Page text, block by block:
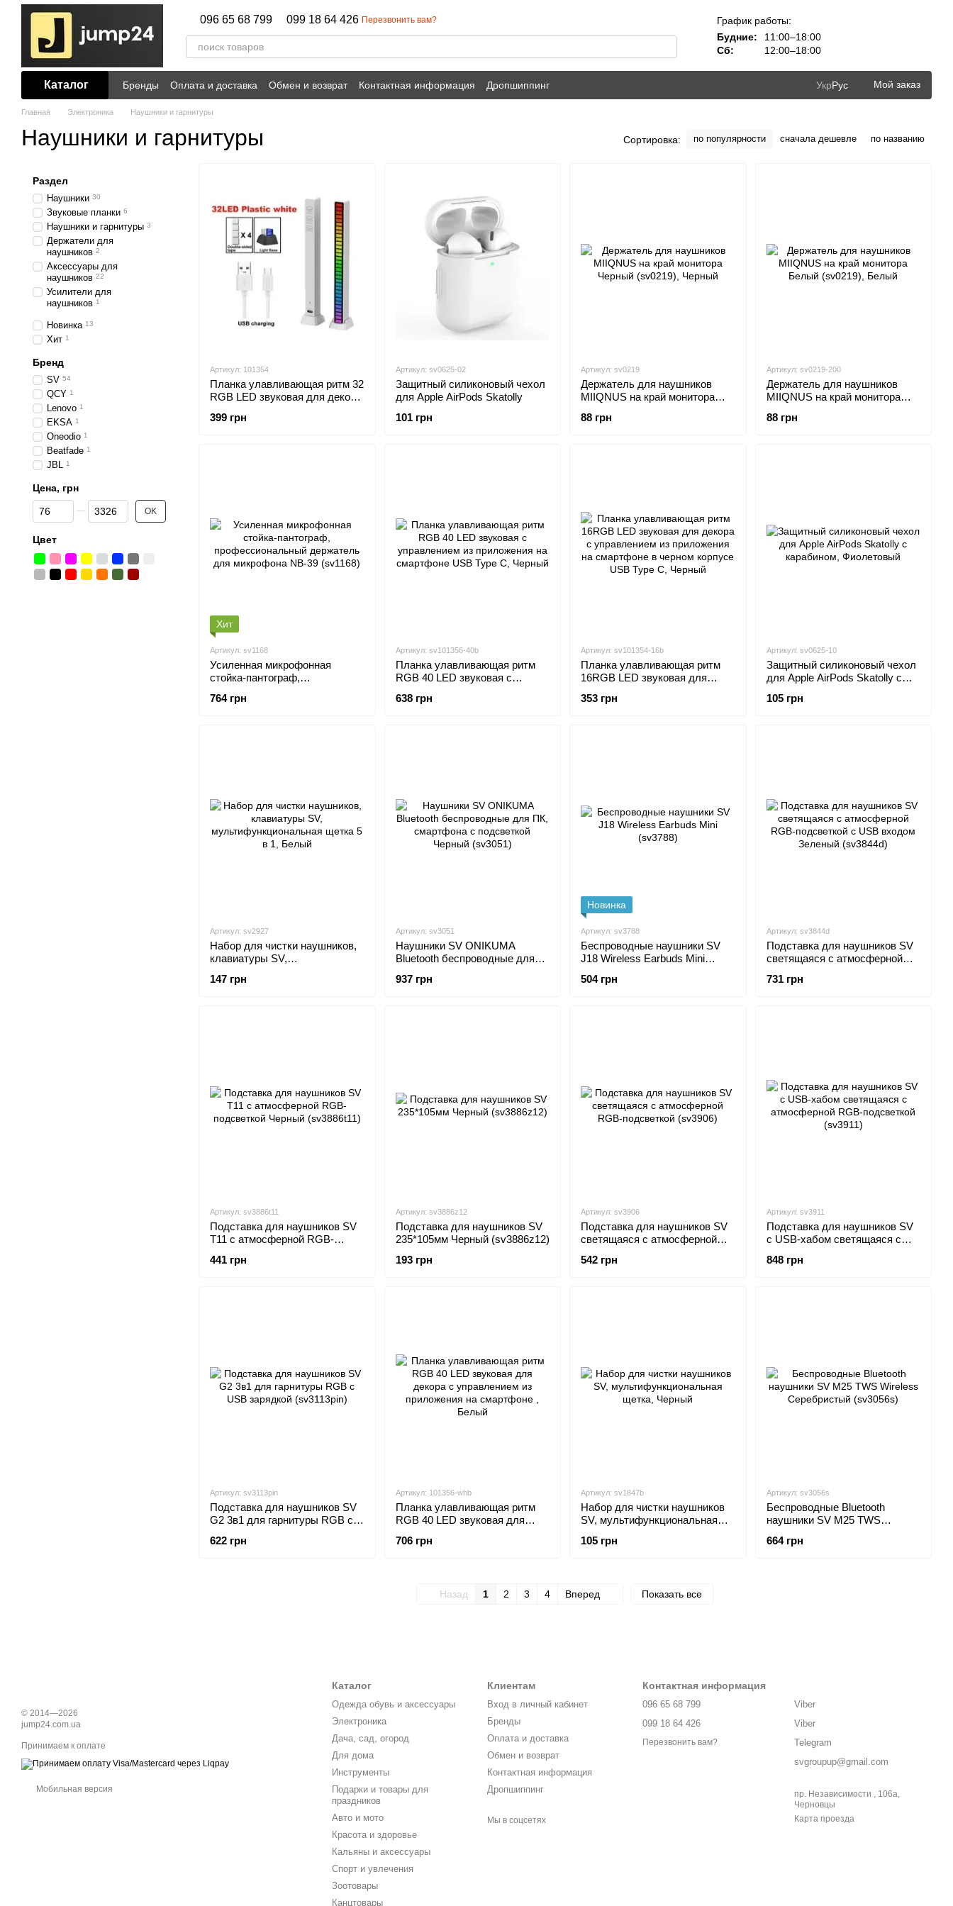
Перейти к основному контенту
096 65 68 799 099 18 64 426 Перезвонить вам?
График работы:
Будние:
11:00–18:00
Сб:
12:00–18:00
Каталог Бренды Оплата и доставка Обмен и возврат Контактная информация Дропшиппинг УкрРус Мой заказ
Главная Электроника Наушники и гарнитуры
Наушники и гарнитуры Сортировка: по популярности сначала дешевле по названию
Артикул: 101354
Планка улавливающая ритм 32
RGB LED звуковая для декора
на смартфоне
399 грн
Артикул: sv0625-02
Защитный силиконовый чехол
для Apple AirPods Skatolly
101 грн
Артикул: sv0219
Держатель для наушников
MIIQNUS на край монитора
88 грн
Артикул: sv0219-200
Держатель для наушников
MIIQNUS на край монитора
88 грн
Хит
Артикул: sv1168
Усиленная микрофонная
стойка-пантограф,
для микрофона NB-39 (sv1168)
764 грн
Артикул: sv101356-40b
Планка улавливающая ритм
RGB 40 LED звуковая с
смартфоне USB Type C
638 грн
Артикул: sv101354-16b
Планка улавливающая ритм
16RGB LED звуковая для
приложения на смартфоне в
353 грн
Артикул: sv0625-10
Защитный силиконовый чехол
для Apple AirPods Skatolly с
105 грн
Артикул: sv2927
Набор для чистки наушников,
клавиатуры SV,
5 в 1
147 грн
Артикул: sv3051
Наушники SV ONIKUMA
Bluetooth беспроводные для
Черный (sv3051)
937 грн
Новинка
Артикул: sv3788
Беспроводные наушники SV
J18 Wireless Earbuds Mini
504 грн
Артикул: sv3844d
Подставка для наушников SV
светящаяся с атмосферной
входом Зеленый (sv3844d)
731 грн
Артикул: sv3886t11
Подставка для наушников SV
T11 с атмосферной RGB-
441 грн
Артикул: sv3886z12
Подставка для наушников SV
235*105мм Черный (sv3886z12)
193 грн
Артикул: sv3906
Подставка для наушников SV
светящаяся с атмосферной
542 грн
Артикул: sv3911
Подставка для наушников SV
c USB-хабом светящаяся с
(sv3911)
848 грн
Артикул: sv3113pin
Подставка для наушников SV
G2 3в1 для гарнитуры RGB с
622 грн
Артикул: 101356-whb
Планка улавливающая ритм
RGB 40 LED звуковая для
приложения на смартфоне
706 грн
Артикул: sv1847b
Набор для чистки наушников
SV, мультифункциональная
105 грн
Артикул: sv3056s
Беспроводные Bluetooth
наушники SV M25 TWS
(sv3056s)
664 грн
Назад 1 2 3 4 Вперед Показать все
Раздел
Наушники 30
Звуковые планки 6
Наушники и гарнитуры 3
Держатели для
наушников 2
Аксессуары для
наушников 22
Усилители для
наушников 1
Новинка 13
Хит 1
Бренд
SV 54
QCY 1
Lenovo 1
EKSA 1
Oneodio 1
Beatfade 1
JBL 1
Цена, грн
От Цена, грн
До Цена, грн OK
Цвет
© 2014—2026
jump24.com.ua
Принимаем к оплате
Мобильная версия
Каталог
Одежда обувь и аксессуары
Электроника
Дача, сад, огород
Для дома
Инструменты
Подарки и товары для
праздников
Авто и мото
Красота и здоровье
Кальяны и аксессуары
Спорт и увлечения
Зоотовары
Канцтовары
Клиентам
Вход в личный кабинет
Бренды
Оплата и доставка
Обмен и возврат
Контактная информация
Дропшиппинг
Мы в соцсетях
Контактная информация
096 65 68 799
099 18 64 426
Перезвонить вам?
Viber
Viber
Telegram
svgroupup@gmail.com
пр. Независимости , 106а,
Черновцы
Карта проезда